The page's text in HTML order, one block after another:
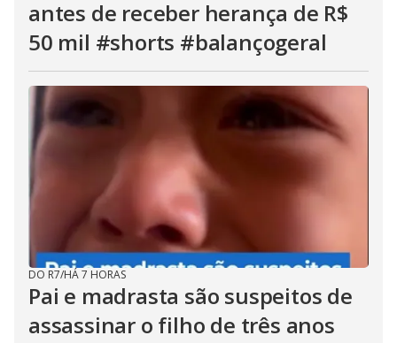
antes de receber herança de R$
50 mil #shorts #balançogeral
DO R7/HÁ 7 HORAS
Pai e madrasta são suspeitos de
assassinar o filho de três anos